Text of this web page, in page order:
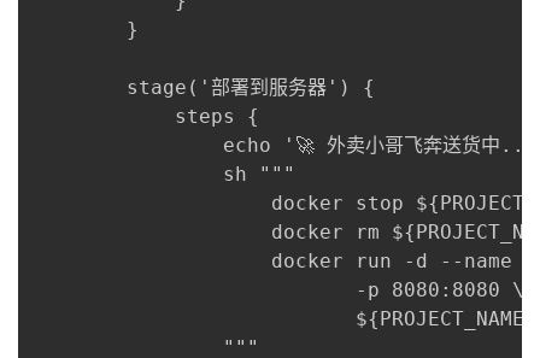
        }
        stage('部署到服务器') {
            steps {
echo '🚀 外卖小哥飞奔送货中
                sh """
docker stop
docker rm
docker run -d --name
                           -p 8080:8080 \
                """